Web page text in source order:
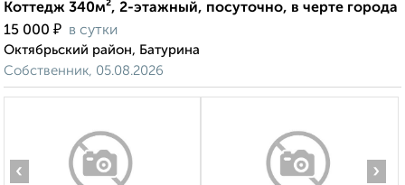
Коттедж 340м², 2-этажный, посуточно, в черте города
15 000 ₽ в сутки
Октябрьский район, Батурина
Собственник, 05.08.2026
‹ ›